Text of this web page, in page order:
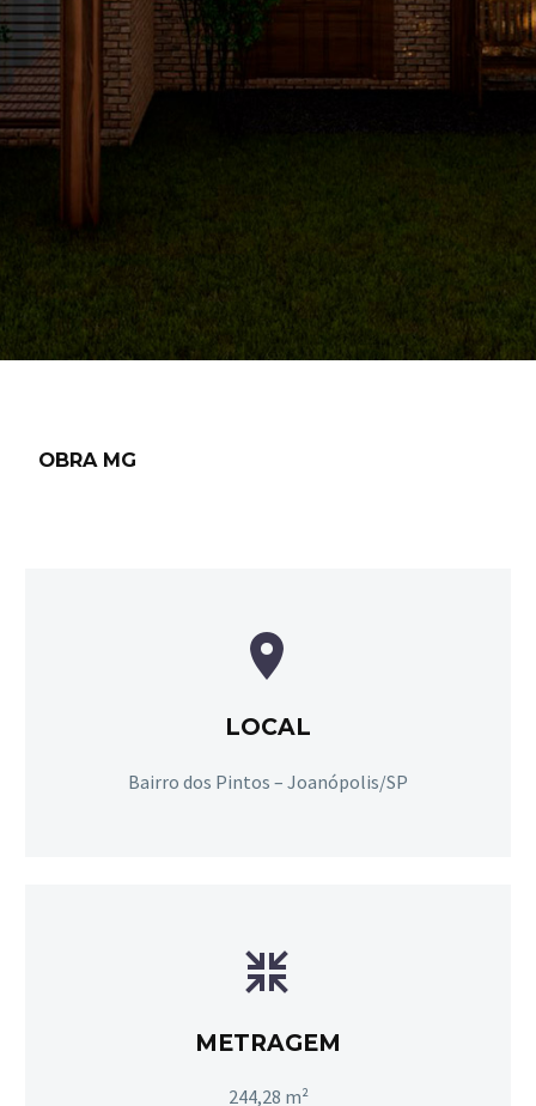
OBRA MG


LOCAL
Bairro dos Pintos – Joanópolis/SP


METRAGEM
244,28 m²